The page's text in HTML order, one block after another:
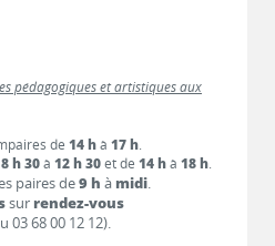
pédagogiques et artistiques aux
de 14 hà 17 h.
8 h 30à 12 h 30et de 14 hà 18 h.
paires de9 h à midi.
sur rendez-vous
03 68 00 12 12).